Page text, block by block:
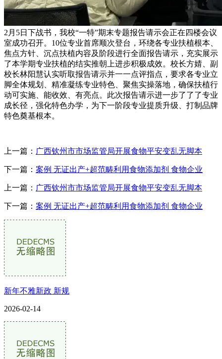
2月5日下战书，我校“一特”期末专题报告请示会正在四楼会议
室成功召开。10位专业首席顺次登台，环绕各专业扶植根本、
焦点方针、沉点扶植内容及阶段进行全面报告请示，充实展示
了本学期专业扶植的结实推朝上进步积极成效。校长方婧、副
校长林阳慧认实听取报告请示并一一点评指点，要求各专业立
脚全体规划、精准凝练专业特色、聚焦实操落地，确保扶植行
动可实施、能收效、有亮点。此次报告请示进一步了了了专业
成长径，强化特色办学，为下一阶段专业提质升级、打制品牌
特色奠基根本。
上一篇： 广西钦州市市场监管局开展食物平安变乱无脚本
下一篇： 案例 无证出产+超范畴利用食物添加剂 食物企业
上一篇： 广西钦州市市场监管局开展食物平安变乱无脚本
下一篇： 案例 无证出产+超范畴利用食物添加剂 食物企业
新年不雅新政 新规
2026-02-14